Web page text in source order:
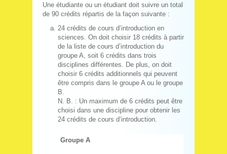
Une étudiante ou un étudiant doit suivre un total
de 90 crédits répartis de la façon suivante :
24 crédits de cours d’introduction en
sciences. On doit choisir 18 crédits à partir
de la liste de cours d’introduction du
groupe A, soit 6 crédits dans trois
disciplines différentes. De plus, on doit
choisir 6 crédits additionnels qui peuvent
être compris dans le groupe A ou le groupe
B.
N. B. : Un maximum de 6 crédits peut être
choisi dans une discipline pour obtenir les
24 crédits de cours d’introduction.
Groupe A